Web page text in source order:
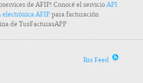
de AFIP! Conocé el servicioAPI
electrónica AFIPpara facturación
de TusFacturasAPP
Rss Feed